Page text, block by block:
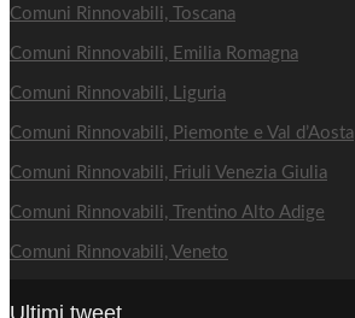
Comuni Rinnovabili, Toscana
Comuni Rinnovabili, Emilia Romagna
Comuni Rinnovabili, Liguria
Comuni Rinnovabili, Piemonte e Val d’Aosta
Comuni Rinnovabili, Friuli Venezia Giulia
Comuni Rinnovabili, Trentino Alto Adige
Comuni Rinnovabili, Veneto
Ultimi tweet